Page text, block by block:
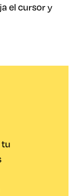
el cursor y
tu